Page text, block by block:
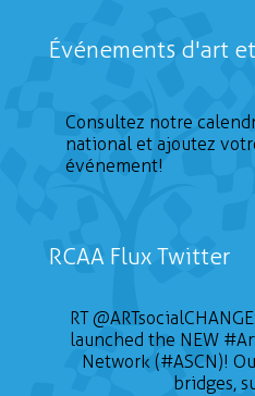
Événements d'art
Consultez notre
national et ajoutez
événement!
RCAA Flux Twitter
RT@ARTsocialCHANGE:
launched the NEW
Network (#ASCN)!
bridges,